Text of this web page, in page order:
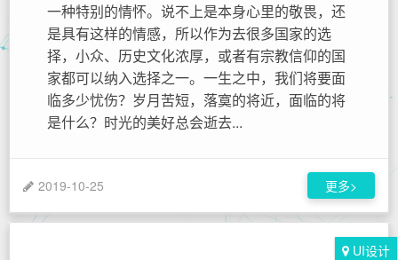
一种特别的情怀。说不上是本身心里的敬畏，还
是具有这样的情感，所以作为去很多国家的选
择，小众、历史文化浓厚，或者有宗教信仰的国
家都可以纳入选择之一。一生之中，我们将要面
临多少忧伤？岁月苦短，落寞的将近，面临的将
是什么？时光的美好总会逝去...
2019-10-25 更多>
UI设计